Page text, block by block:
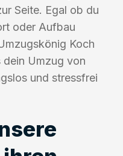
Seite. Egal ob du
oder Aufbau
Koch
Umzug von
und stressfrei